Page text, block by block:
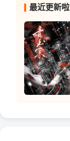
最近更新啦